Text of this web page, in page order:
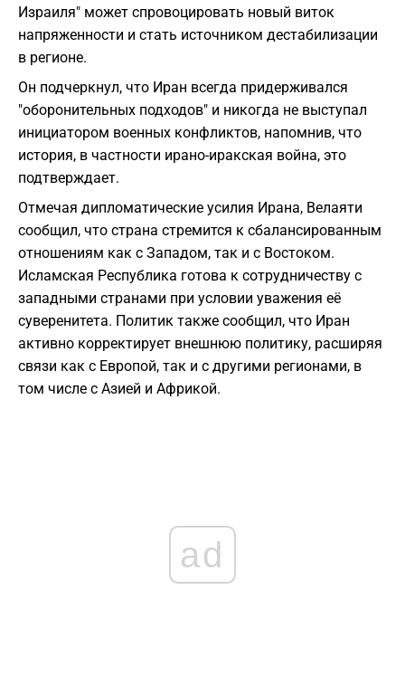
Израиля" может спровоцировать новый виток
напряженности и стать источником дестабилизации
в регионе.
Он подчеркнул, что Иран всегда придерживался
"оборонительных подходов" и никогда не выступал
инициатором военных конфликтов, напомнив, что
история, в частности ирано-иракская война, это
подтверждает.
Отмечая дипломатические усилия Ирана, Велаяти
сообщил, что страна стремится к сбалансированным
отношениям как с Западом, так и с Востоком.
Исламская Республика готова к сотрудничеству с
западными странами при условии уважения её
суверенитета. Политик также сообщил, что Иран
активно корректирует внешнюю политику, расширяя
связи как с Европой, так и с другими регионами, в
том числе с Азией и Африкой.
ad